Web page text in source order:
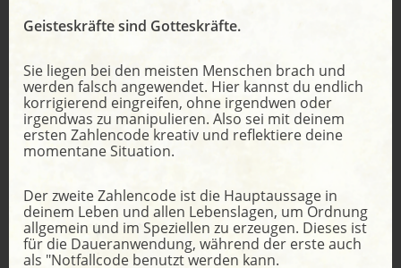
Geisteskräfte sind Gotteskräfte.
Sie liegen bei den meisten Menschen brach und
werden falsch angewendet. Hier kannst du endlich
korrigierend eingreifen, ohne irgendwen oder
irgendwas zu manipulieren. Also sei mit deinem
ersten Zahlencode kreativ und reflektiere deine
momentane Situation.
Der zweite Zahlencode ist die Hauptaussage in
deinem Leben und allen Lebenslagen, um Ordnung
allgemein und im Speziellen zu erzeugen. Dieses ist
für die Daueranwendung, während der erste auch
als "Notfallcode benutzt werden kann.